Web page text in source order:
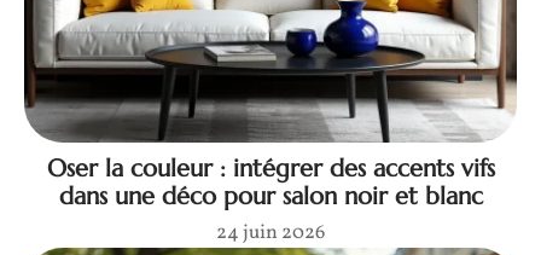
Oser la couleur : intégrer des accents vifs
dans une déco pour salon noir et blanc
24 juin 2026